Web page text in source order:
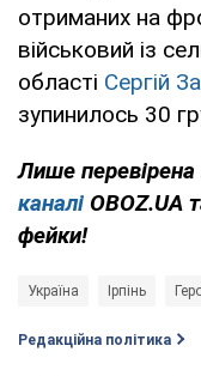
отриманих на
військовий із
області Сергій
зупинилось 30
Лише перевірена
каналі OBOZ.UA
фейки!
Україна Ірпінь
Редакційна політика